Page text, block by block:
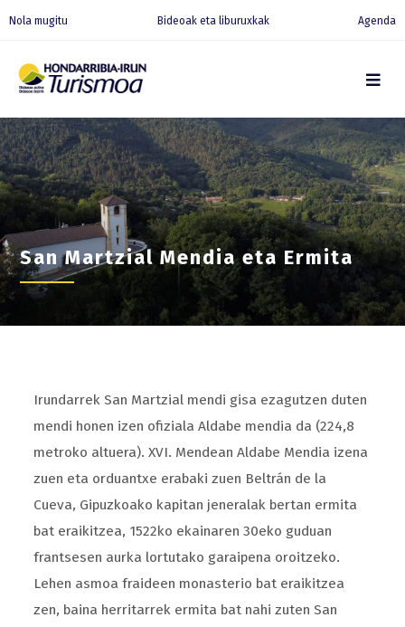
Nola mugitu Bideoak eta liburuxkak Agenda
San Martzial Mendia eta Ermita
Irundarrek San Martzial mendi gisa ezagutzen duten
mendi honen izen ofiziala Aldabe mendia da (224,8
metroko altuera). XVI. Mendean Aldabe Mendia izena
zuen eta orduantxe erabaki zuen Beltrán de la
Cueva, Gipuzkoako kapitan jeneralak bertan ermita
bat eraikitzea, 1522ko ekainaren 30eko guduan
frantsesen aurka lortutako garaipena oroitzeko.
Lehen asmoa fraideen monasterio bat eraikitzea
zen, baina herritarrek ermita bat nahi zuten San